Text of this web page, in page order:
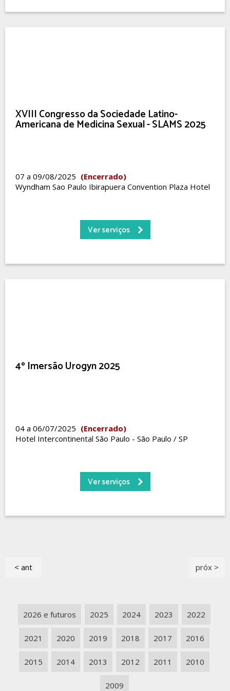
XVIII Congresso da Sociedade Latino-
Americana de Medicina Sexual - SLAMS 2025
07 a 09/08/2025 (Encerrado)
Wyndham Sao Paulo Ibirapuera Convention Plaza Hotel
Ver serviços
4º Imersão Urogyn 2025
04 a 06/07/2025 (Encerrado)
Hotel Intercontinental São Paulo - São Paulo / SP
Ver serviços
< ant próx >
2026 e futuros 2025 2024 2023 2022
2021 2020 2019 2018 2017 2016
2015 2014 2013 2012 2011 2010
2009